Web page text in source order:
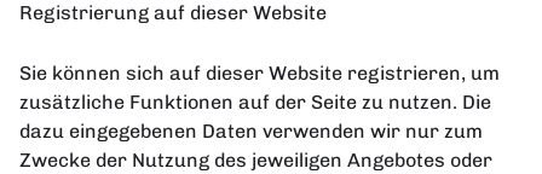
Registrierung auf dieser Website
Sie können sich auf dieser Website registrieren, um
zusätzliche Funktionen auf der Seite zu nutzen. Die
dazu eingegebenen Daten verwenden wir nur zum
Zwecke der Nutzung des jeweiligen Angebotes oder